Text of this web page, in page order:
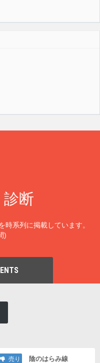
断
時系列に掲載しています。
)
売り 陰のはらみ線